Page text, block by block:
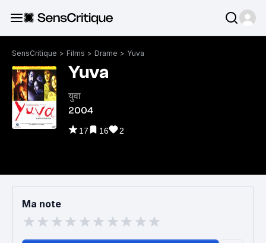
SensCritique > Films > Drame > Yuva
Yuva
युवा
2004
17 16 2
Ma note